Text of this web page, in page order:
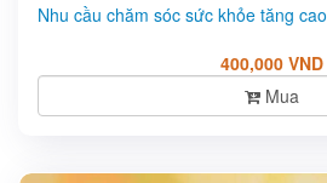
Nhu cầu chăm sóc sức khỏe tăng cao
400,000 VND
Mua